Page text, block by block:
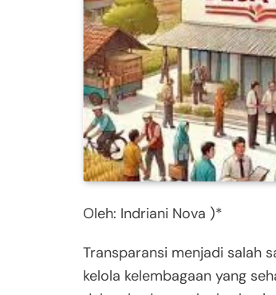
Oleh: Indriani Nova )*
Transparansi menjadi salah
kelola kelembagaan yang